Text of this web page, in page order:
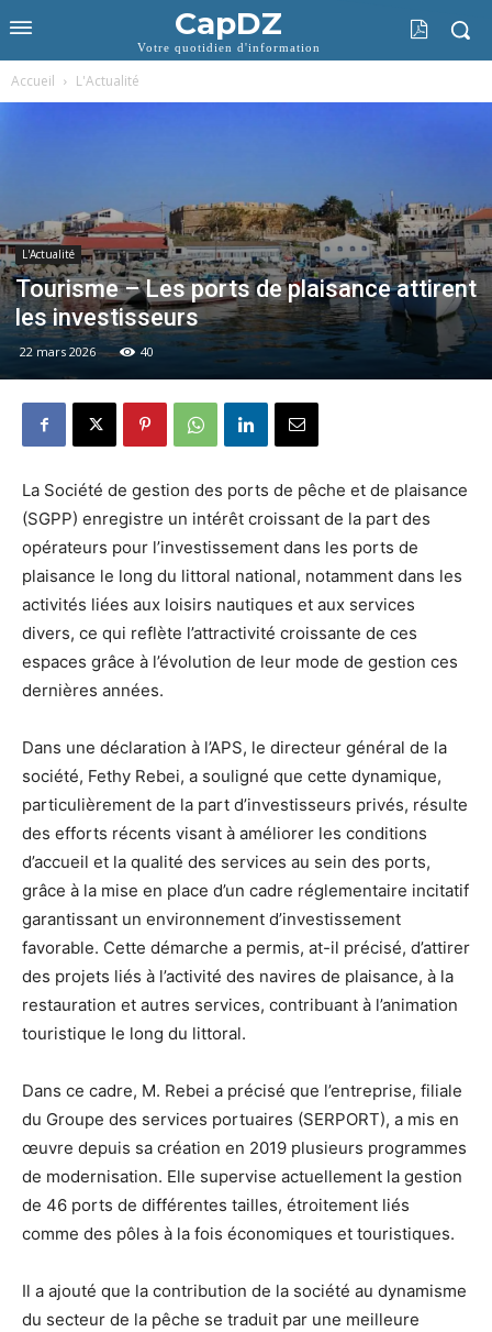
CapDZ
Votre quotidien d'information
Accueil L'Actualité
L'Actualité
Tourisme – Les ports de plaisance attirent
les investisseurs
22 mars 2026 40
La Société de gestion des ports de pêche et de plaisance
(SGPP) enregistre un intérêt croissant de la part des
opérateurs pour l’investissement dans les ports de
plaisance le long du littoral national, notamment dans les
activités liées aux loisirs nautiques et aux services
divers, ce qui reflète l’attractivité croissante de ces
espaces grâce à l’évolution de leur mode de gestion ces
dernières années.
Dans une déclaration à l’APS, le directeur général de la
société, Fethy Rebei, a souligné que cette dynamique,
particulièrement de la part d’investisseurs privés, résulte
des efforts récents visant à améliorer les conditions
d’accueil et la qualité des services au sein des ports,
grâce à la mise en place d’un cadre réglementaire incitatif
garantissant un environnement d’investissement
favorable. Cette démarche a permis, at-il précisé, d’attirer
des projets liés à l’activité des navires de plaisance, à la
restauration et autres services, contribuant à l’animation
touristique le long du littoral.
Dans ce cadre, M. Rebei a précisé que l’entreprise, filiale
du Groupe des services portuaires (SERPORT), a mis en
œuvre depuis sa création en 2019 plusieurs programmes
de modernisation. Elle supervise actuellement la gestion
de 46 ports de différentes tailles, étroitement liés
comme des pôles à la fois économiques et touristiques.
Il a ajouté que la contribution de la société au dynamisme
du secteur de la pêche se traduit par une meilleure